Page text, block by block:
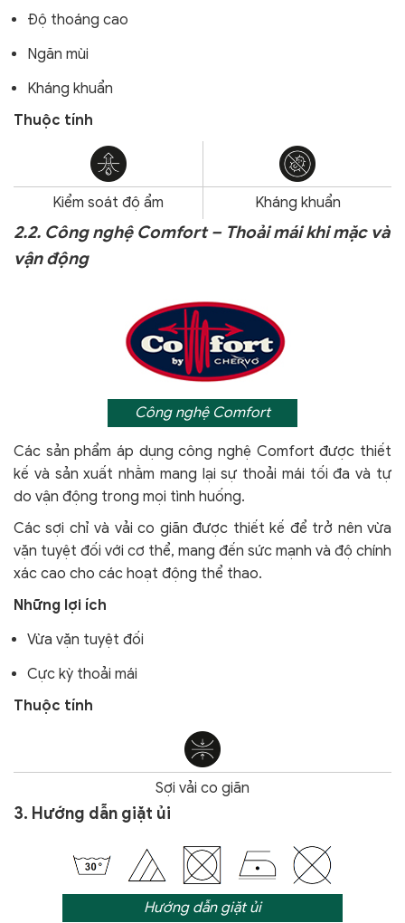
Độ thoáng cao
Ngăn mùi
Kháng khuẩn
Thuộc tính
Kiểm soát độ ẩm Kháng khuẩn
2.2. Công nghệ Comfort – Thoải mái khi mặc và
vận động
Công nghệ Comfort
Các sản phẩm áp dụng công nghệ Comfortđược thiết
kế và sản xuất nhằm mang lại sự thoải mái tối đa và tự
do vận động trong mọi tình huống.
Các sợi chỉ và vải co giãn được thiết kế để trở nên vừa
vặn tuyệt đối với cơ thể, mang đến sức mạnh và độ chính
xác cao cho các hoạt động thể thao.
Những lợi ích
Vừa vặn tuyệt đối
Cực kỳ thoải mái
Thuộc tính
Sợi vải co giãn
3. Hướng dẫn giặt ủi
Hướng dẫn giặt ủi